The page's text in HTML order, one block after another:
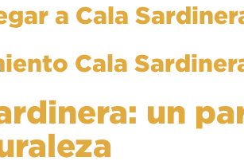
a Cala
Cala
un